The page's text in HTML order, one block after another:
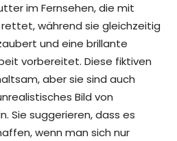
im Fernsehen, die mit
rettet, während sie gleichzeitig
und eine brillante
vorbereitet. Diese fiktiven
aber sie sind auch
Bild von
Sie suggerieren, dass es
wenn man sich nur